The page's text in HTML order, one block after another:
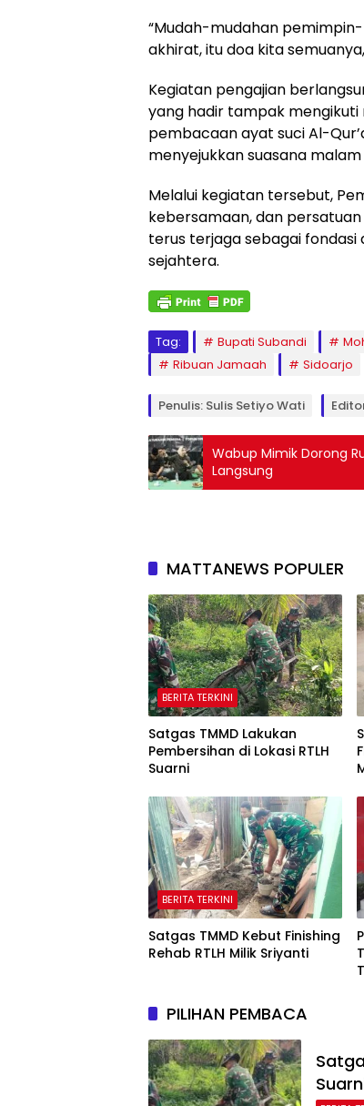
“Mudah-mudahan
akhirat, itu doa kita
Kegiatan pengajian
yang hadir tampak mengikuti
pembacaan ayat suci Al-
menyejukkan suasana
Melalui kegiatan tersebut,
kebersamaan, dan
terus terjaga sebagai fondasi
sejahtera.
Tag: Bupati Subandi
Ribuan Jamaah
Sidoarjo
Penulis: Sulis Setiyo Wati
Wabup Mimik Dorong
Langsung
MATTANEWS POPULER
BERITA TERKINI
Satgas TMMD Lakukan
Pembersihan di Lokasi RTLH
Suarni
BERITA TERKINI
Satgas TMMD Kebut Finishing
Rehab RTLH Milik Sriyanti
PILIHAN PEMBACA